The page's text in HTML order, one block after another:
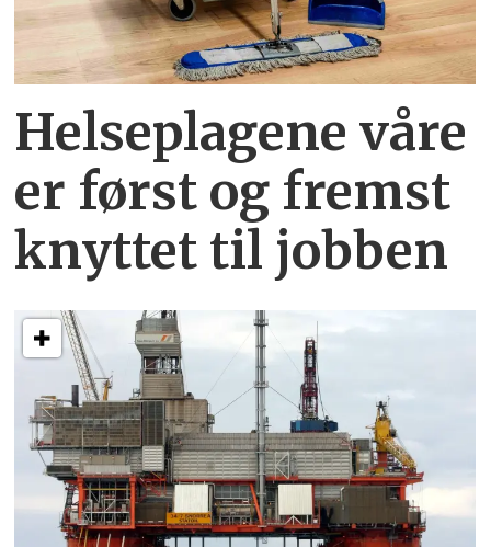
Helseplagene våre
er først og fremst
knyttet til jobben